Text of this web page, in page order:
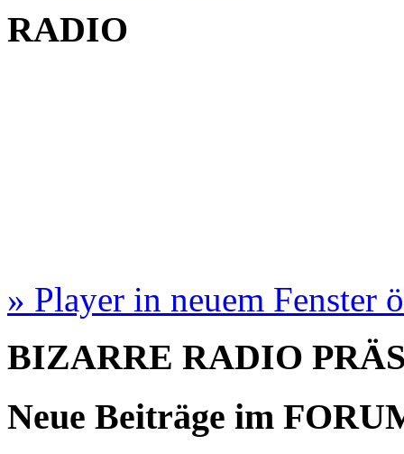
RADIO
» Player in neuem Fenster
BIZARRE RADIO
Neue Beiträge im